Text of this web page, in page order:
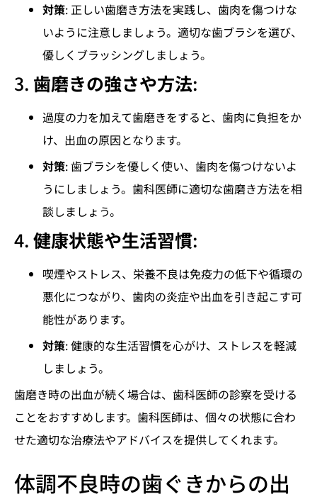
対策: 正しい歯磨き方法を実践し、歯肉を傷つけな
いように注意しましょう。適切な歯ブラシを選び、
優しくブラッシングしましょう。
3. 歯磨きの強さや方法:
過度の力を加えて歯磨きをすると、歯肉に負担をか
け、出血の原因となります。
対策: 歯ブラシを優しく使い、歯肉を傷つけないよ
うにしましょう。歯科医師に適切な歯磨き方法を相
談しましょう。
4.健康状態や生活習慣:
喫煙やストレス、栄養不良は免疫力の低下や循環の
悪化につながり、歯肉の炎症や出血を引き起こす可
能性があります。
対策: 健康的な生活習慣を心がけ、ストレスを軽減
しましょう。
歯磨き時の出血が続く場合は、歯科医師の診察を受ける
ことをおすすめします。歯科医師は、個々の状態に合わ
せた適切な治療法やアドバイスを提供してくれます。
体調不良時の歯ぐきからの出